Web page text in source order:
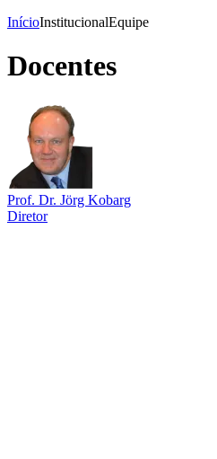
InícioInstitucionalEquipe
Docentes
Prof. Dr. Jörg Kobarg
Diretor